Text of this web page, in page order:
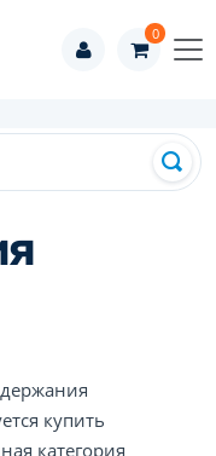
0
купить
категория